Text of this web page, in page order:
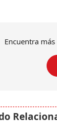
Encuentra